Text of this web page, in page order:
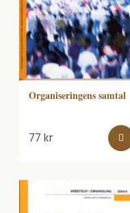
Organiseringens samtal
77kr